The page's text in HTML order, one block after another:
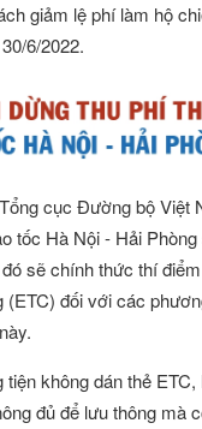
giảm lệ phí làm hộ
6/2022.
cục Đường bộ Việt
tốc Hà Nội - Hải
sẽ chính thức thí
(ETC) đối với các
không dán thẻ
đủ để lưu thông mà